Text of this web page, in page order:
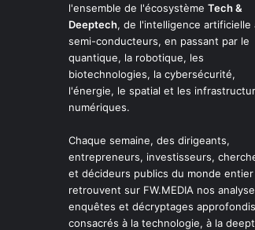
l'ensemble de l'écosystème Tech &
Deeptech, de l'intelligence artificielle
semi-conducteurs, en passant par le
quantique, la robotique, les
biotechnologies, la cybersécurité,
l'énergie, le spatial et les
numériques.
Chaque semaine, des dirigeants,
entrepreneurs, investisseurs,
et décideurs publics du monde entier
retrouvent sur FW.MEDIA nos
enquêtes et décryptages approfondis
consacrés à la technologie, à la